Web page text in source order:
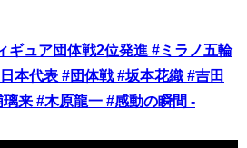
ギュア団体戦2位発進 #ミラノ五輪
本代表 #団体戦 #坂本花織 #吉田
来 #木原龍一 #感動の瞬間 -